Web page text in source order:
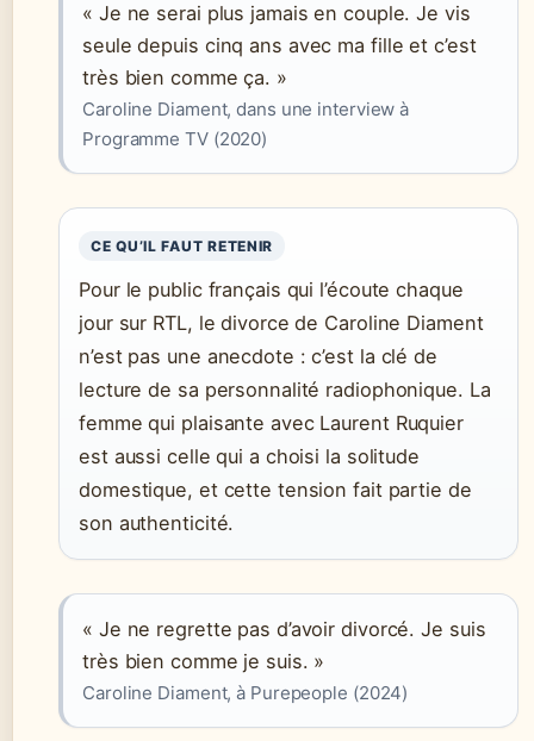
« Je ne serai plus jamais en couple. Je vis
seule depuis cinq ans avec ma fille et c’est
très bien comme ça. »
Caroline Diament, dans une interview à
Programme TV (2020)
CE QU’IL FAUT RETENIR
Pour le public français qui l’écoute chaque
jour sur RTL, le divorce de Caroline Diament
n’est pas une anecdote : c’est la clé de
lecture de sa personnalité radiophonique. La
femme qui plaisante avec Laurent Ruquier
est aussi celle qui a choisi la solitude
domestique, et cette tension fait partie de
son authenticité.
« Je ne regrette pas d’avoir divorcé. Je suis
très bien comme je suis. »
Caroline Diament, à Purepeople (2024)